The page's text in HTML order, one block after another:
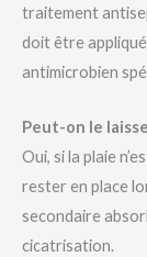
traitement
doit être
antimicrobien
Peut-on le
Oui, si la plaie
rester en place
secondaire
cicatrisation.